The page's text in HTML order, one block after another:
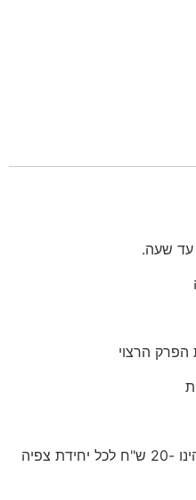
עד שעה.
הפרק הרצוי
בהזמנת 5 יחידות צפיה, המחיר הינו -20 ש"ח לכל יחידת צפיה